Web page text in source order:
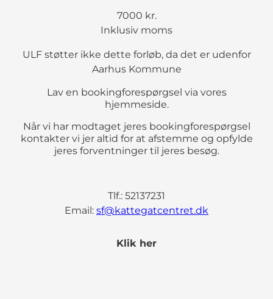
7000 kr.
Inklusiv moms
ULF støtter ikke dette forløb, da det er udenfor
Aarhus Kommune
Lav en bookingforespørgsel via vores
hjemmeside.
Når vi har modtaget jeres bookingforespørgsel
kontakter vi jer altid for at afstemme og opfylde
jeres forventninger til jeres besøg.
Tlf.: 52137231
Email: sf@kattegatcentret.dk
Klik her